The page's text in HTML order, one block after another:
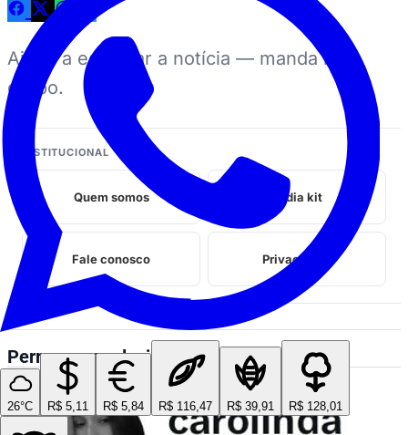
26°C R$ 5,11 R$ 5,84 R$ 116,47 R$ 39,91 R$ 128,01
Ajuda a espalhar a notícia — manda no
grupo.
INSTITUCIONAL
Quem somos Midia kit
Fale conosco Privacidade
Perrengues relacionados